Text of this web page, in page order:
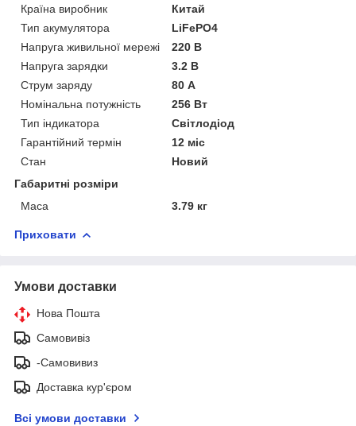
Країна виробник
Китай
Тип акумулятора
LiFePO4
Напруга живильної мережі
220 В
Напруга зарядки
3.2 В
Струм заряду
80 А
Номінальна потужність
256 Вт
Тип індикатора
Світлодіод
Гарантійний термін
12 міс
Стан
Новий
Габаритні розміри
Маса
3.79 кг
Приховати
Умови доставки
Нова Пошта
Самовивіз
-Самовивиз
Доставка кур'єром
Всі умови доставки